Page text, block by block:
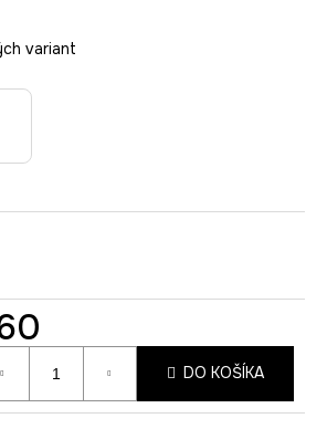
variant
DO KOŠÍKA